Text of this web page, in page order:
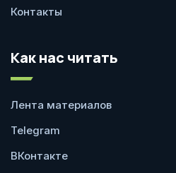
Контакты
Как нас читать
Лента материалов
Telegram
ВКонтакте